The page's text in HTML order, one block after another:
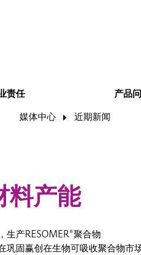
责任 产品
媒体中心 近期新闻
料产能
生产RESOMER®聚合物
巩固赢创在生物可吸收聚合物市